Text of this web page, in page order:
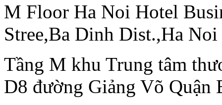
M Floor Ha Noi Hotel
Stree,Ba Dinh Dist.,Ha Noi
Tầng M khu Trung tâm
D8 đường Giảng Võ Quận